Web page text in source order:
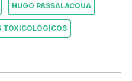
HUGO PASSALACQUA
TOXICOLÓGICOS